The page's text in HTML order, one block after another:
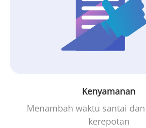
Kenyamanan
Menambah waktu santai
kerepotan